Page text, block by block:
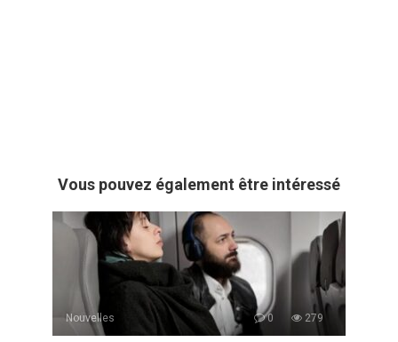
Vous pouvez également être intéressé
Nouvelles 0 279